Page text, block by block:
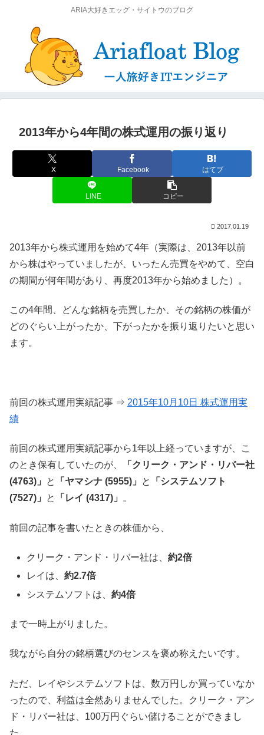
ARIA大好きエッグ・サイトウのブログ
2013年から4年間の株式運用の振り返り
X Facebook はてブ
LINE コピー
2017.01.19
2013年から株式運用を始めて4年（実際は、2013年以前
から株はやっていましたが、いったん売買をやめて、空白
の期間が何年間があり、再度2013年から始めました）。
この4年間、どんな銘柄を売買したか、その銘柄の株価が
どのぐらい上がったか、下がったかを振り返りたいと思い
ます。
前回の株式運用実績記事 ⇒ 2015年10月10日 株式運用実
績
前回の株式運用実績記事から1年以上経っていますが、こ
のとき保有していたのが、
「クリーク・アンド・リバー社
(4763)」
と 「ヤマシナ (5955)」 と
「システムソフト
(7527)」
と 「レイ (4317)」 。
前回の記事を書いたときの株価から、
クリーク・アンド・リバー社は、約2倍
レイは、約2.7倍
システムソフトは、約4倍
まで一時上がりました。
我ながら自分の銘柄選びのセンスを褒め称えたいです。
ただ、レイやシステムソフトは、数万円しか買っていなか
ったので、利益は全然ありませんでした。クリーク・アン
ド・リバー社は、100万円ぐらい儲けることができまし
た。